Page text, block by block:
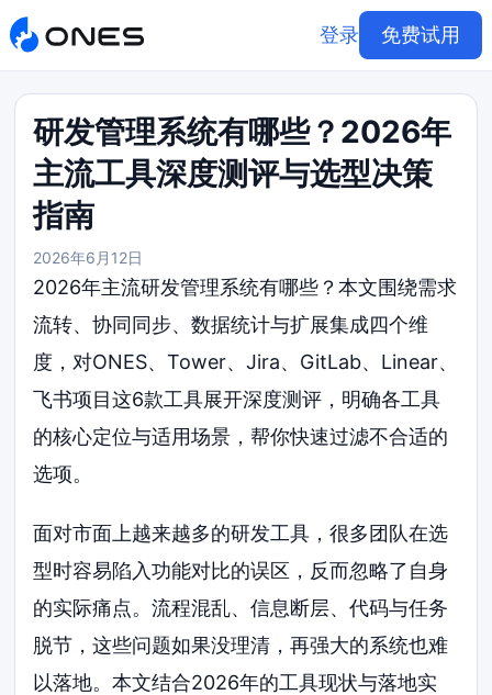
登录 免费试用
研发管理系统有哪些？2026年
主流工具深度测评与选型决策
指南
2026年6月12日
2026年主流研发管理系统有哪些？本文围绕需求
流转、协同同步、数据统计与扩展集成四个维
度，对ONES、Tower、Jira、GitLab、Linear、
飞书项目这6款工具展开深度测评，明确各工具
的核心定位与适用场景，帮你快速过滤不合适的
选项。
面对市面上越来越多的研发工具，很多团队在选
型时容易陷入功能对比的误区，反而忽略了自身
的实际痛点。流程混乱、信息断层、代码与任务
脱节，这些问题如果没理清，再强大的系统也难
以落地。本文结合2026年的工具现状与落地实